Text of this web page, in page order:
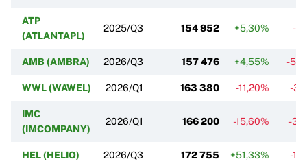
ATP
(ATLANTAPL)
2025/Q3 154 952 +5,30% -
AMB (AMBRA) 2026/Q3 157 476 +4,55% -
WWL (WAWEL) 2026/Q1 163 380 -11,20% -
IMC
(IMCOMPANY)
2026/Q1 166 200 -15,60% -
HEL (HELIO) 2026/Q3 172 755 +51,33% -